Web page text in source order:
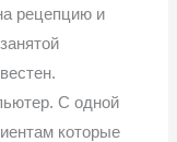
рецепцию и
С одной
которые